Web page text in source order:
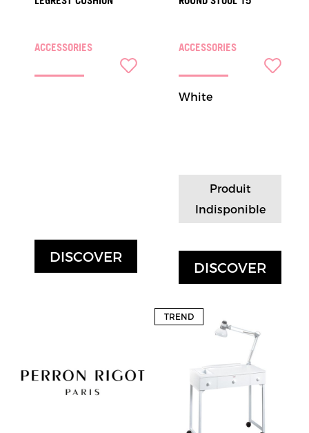
ACCESSORIES
DISCOVER
ACCESSORIES
White
Produit
Indisponible
DISCOVER
TREND